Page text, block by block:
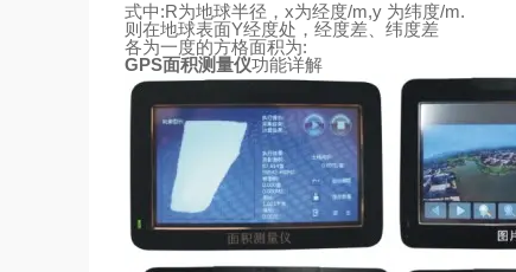
式中:R为地球半径， x为经度/m,y 为纬度/m.
则 在地球表面Y经度处，经度差、纬度差
各为一度的方格面积为:
GPS面积测量仪功能详解